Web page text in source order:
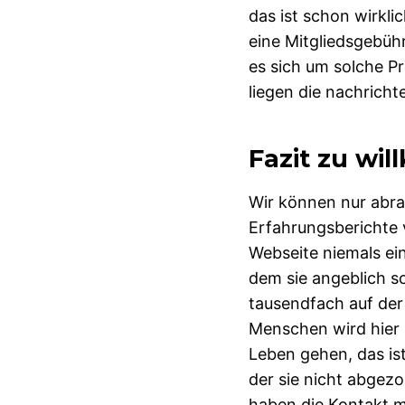
das ist schon
eine
es sich um solche
liegen die
Fazit zu
Wir können nur
Erfahrungsberichte
Webseite niemals
dem sie angeblich
tausendfach auf
Menschen wird
Leben gehen, das
der sie nicht